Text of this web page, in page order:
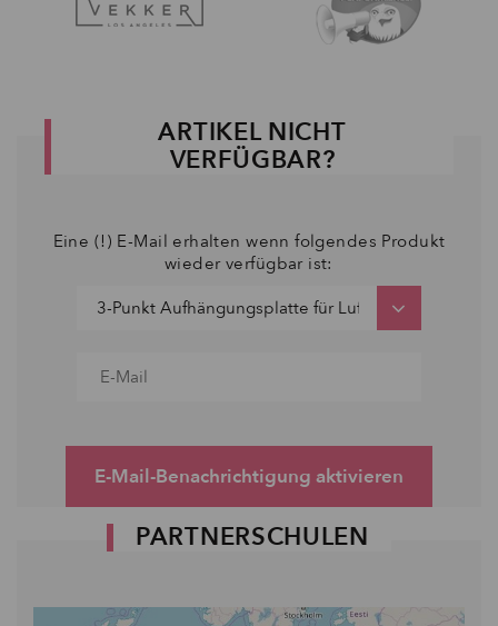
ARTIKEL NICHT
VERFÜGBAR?
Eine (!) E-Mail erhalten wenn folgendes Produkt
wieder verfügbar ist:
E-Mail-Benachrichtigung aktivieren
PARTNERSCHULEN